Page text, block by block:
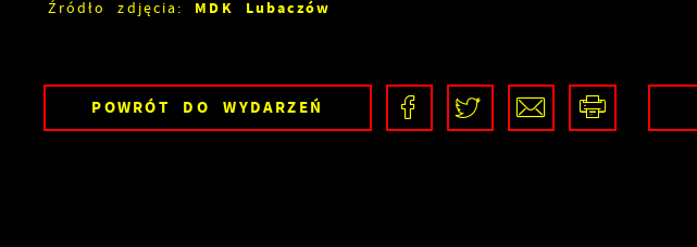
Źródło zdjęcia: MDK Lubaczów
POWRÓT DO WYDARZEŃ